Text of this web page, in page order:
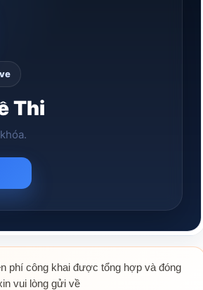
phí công khai được tổng hợp và đóng
vui lòng gửi về